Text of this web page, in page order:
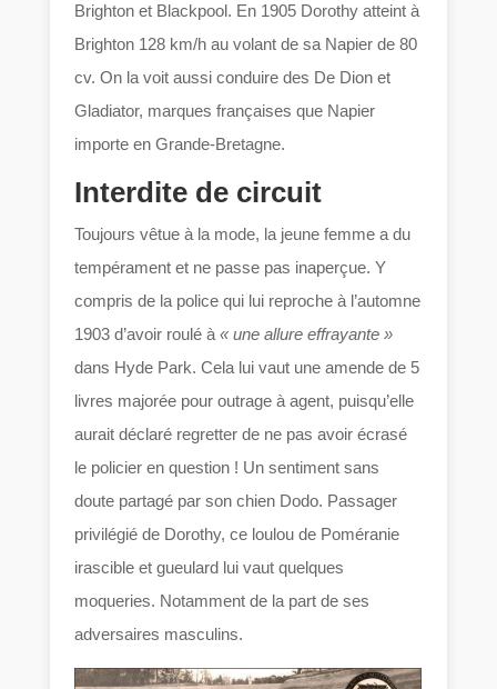
Brighton et Blackpool. En 1905 Dorothy atteint à
Brighton 128 km/h au volant de sa Napier de 80
cv. On la voit aussi conduire des De Dion et
Gladiator, marques françaises que Napier
importe en Grande-Bretagne.
Interdite de circuit
Toujours vêtue à la mode, la jeune femme a du
tempérament et ne passe pas inaperçue. Y
compris de la police qui lui reproche à l’automne
1903 d’avoir roulé à« une allure effrayante »
dans Hyde Park. Cela lui vaut une amende de 5
livres majorée pour outrage à agent, puisqu’elle
aurait déclaré regretter de ne pas avoir écrasé
le policier en question ! Un sentiment sans
doute partagé par son chien Dodo. Passager
privilégié de Dorothy, ce loulou de Poméranie
irascible et gueulard lui vaut quelques
moqueries. Notamment de la part de ses
adversaires masculins.